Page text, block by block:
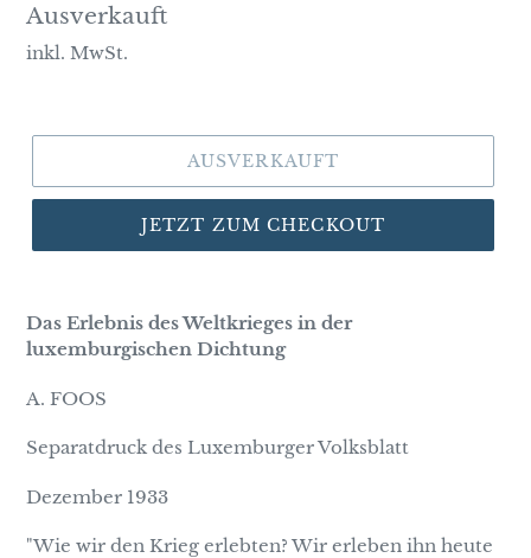
Normaler
Preis
Ausverkauft
inkl. MwSt.
AUSVERKAUFT
JETZT ZUM CHECKOUT
Das Erlebnis des Weltkrieges in der
luxemburgischen Dichtung
A. FOOS
Separatdruck des Luxemburger Volksblatt
Dezember 1933
"Wie wir den Krieg erlebten? Wir erleben ihn heute